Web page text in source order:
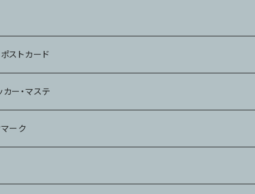
ポストカード
カー・マステ
マーク